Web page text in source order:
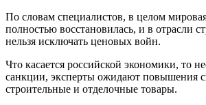
По словам специалистов, в целом
полностью восстановилась, и в отрасли
нельзя исключать ценовых войн.
Что касается российской экономики, то
санкции, эксперты ожидают повышения
строительные и отделочные товары.